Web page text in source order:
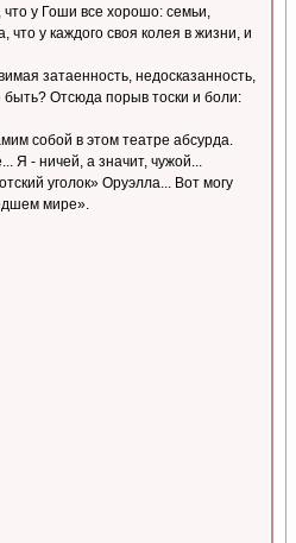
у Гоши все хорошо: семьи,
у каждого своя колея в жизни, и
затаенность, недосказанность,
быть? Отсюда порыв тоски и боли:
собой в этом театре абсурда.
Я - ничей, а значит, чужой...
уголок» Оруэлла... Вот могу
мире».